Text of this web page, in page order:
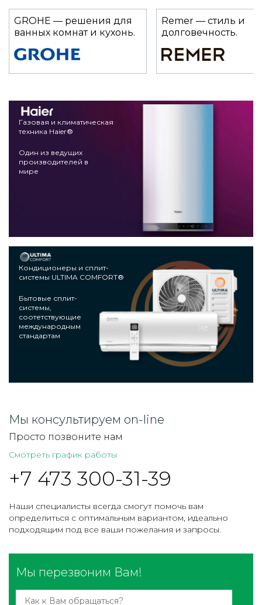
GROHE — решения для
ванных комнат и кухонь.
Remer — стиль и
долговечность.
Газовая и климатическая
техника Haier®
Один из ведущих
производителей в
мире
Кондиционеры и сплит-
системы ULTIMA COMFORT®
Бытовые сплит-
системы,
соотетствующие
международным
стандартам
Мы консультируем on-line
Просто позвоните нам
Смотреть график работы
+7 473 300-31-39
Наши специалисты всегда смогут помочь вам
определиться с оптимальным вариантом, идеально
подходящим под все ваши пожелания и запросы.
Мы перезвоним Вам!